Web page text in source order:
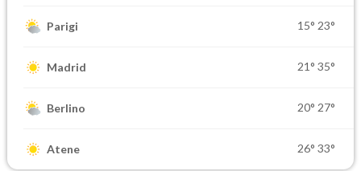
Parigi 15° 23°
Madrid 21° 35°
Berlino 20° 27°
Atene 26° 33°